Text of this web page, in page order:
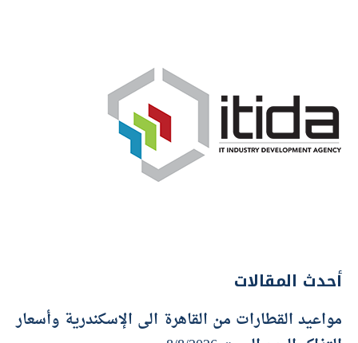
أحدث المقالات
مواعيد القطارات من القاهرة الى الإسكندرية وأسعار